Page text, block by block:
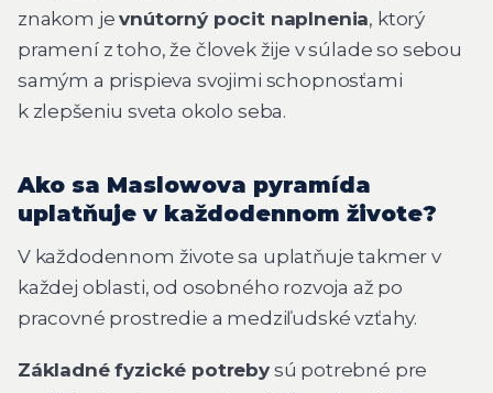
znakom jevnútorný pocit naplnenia, ktorý
pramení z toho, že človek žije v súlade so sebou
samým a prispieva svojimi schopnosťami
k zlepšeniu sveta okolo seba.
Ako sa Maslowova pyramída
uplatňuje v každodennom živote?
V každodennom živote sa uplatňuje takmer v
každej oblasti, od osobného rozvoja až po
pracovné prostredie a medziľudské vzťahy.
Základné fyzické potrebysú potrebné pre